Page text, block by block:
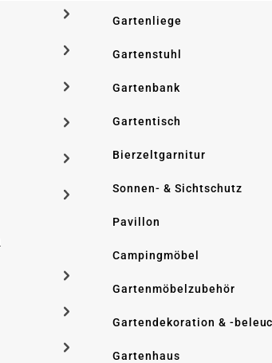
Gartenliege
Gartenstuhl
Gartenbank
Gartentisch
Bierzeltgarnitur
Sonnen- & Sichtschutz
Pavillon
Campingmöbel
Gartenmöbelzubehör
Gartendekoration & -
Gartenhaus